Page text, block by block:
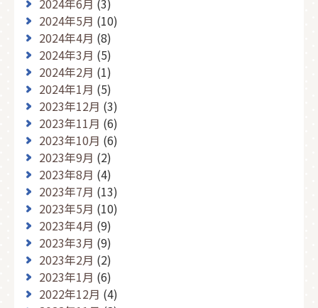
2024年6月 (3)
2024年5月 (10)
2024年4月 (8)
2024年3月 (5)
2024年2月 (1)
2024年1月 (5)
2023年12月 (3)
2023年11月 (6)
2023年10月 (6)
2023年9月 (2)
2023年8月 (4)
2023年7月 (13)
2023年5月 (10)
2023年4月 (9)
2023年3月 (9)
2023年2月 (2)
2023年1月 (6)
2022年12月 (4)